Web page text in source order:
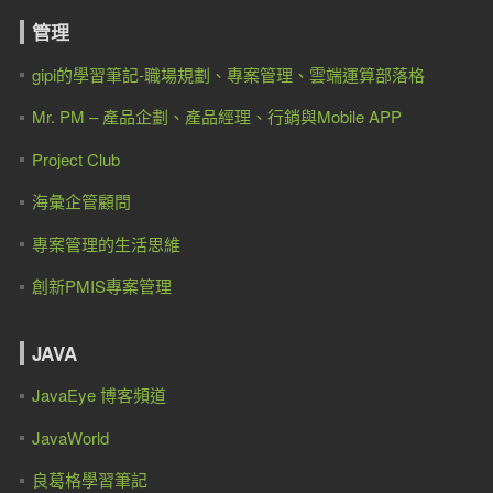
管理
gipi的學習筆記-職場規劃、專案管理、雲端運算部落格
Mr. PM – 產品企劃、產品經理、行銷與Mobile APP
Project Club
海彙企管顧問
專案管理的生活思維
創新PMIS專案管理
JAVA
JavaEye 博客頻道
JavaWorld
良葛格學習筆記